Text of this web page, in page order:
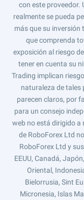
con este proveedor.
realmente se pueda
más que su inversión
que comprenda
exposición al riesgo
tener en cuenta su
Trading implican
naturaleza de tales
parecen claros, por
para un consejo
web no está dirigido a
de RoboForex Ltd
RoboForex Ltd y
EEUU, Canadá,
Oriental,
Bielorrusia, Sint
Micronesia, Islas